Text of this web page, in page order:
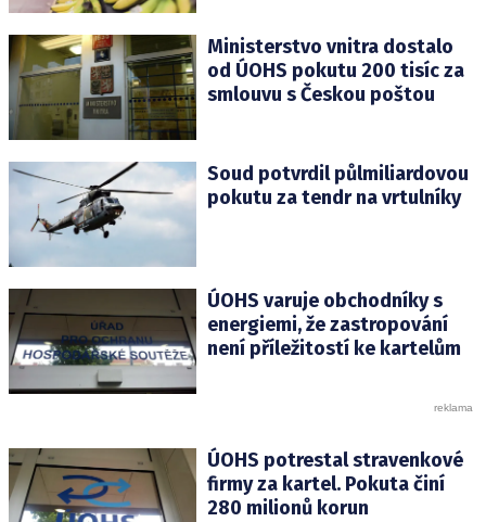
Ministerstvo vnitra dostalo
od ÚOHS pokutu 200 tisíc za
smlouvu s Českou poštou
Soud potvrdil půlmiliardovou
pokutu za tendr na vrtulníky
ÚOHS varuje obchodníky s
energiemi, že zastropování
není příležitostí ke kartelům
ÚOHS potrestal stravenkové
firmy za kartel. Pokuta činí
280 milionů korun